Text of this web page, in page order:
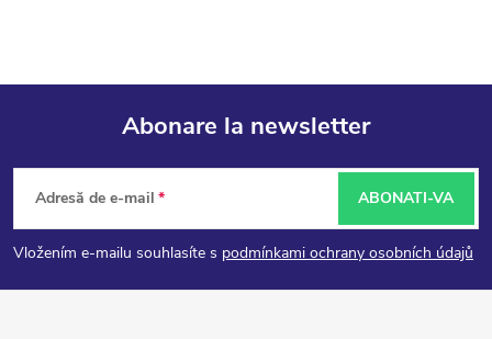
S
u
b
Abonare la newsletter
Adresă de e-mail
Vložením e-mailu souhlasíte s podmínkami ochrany osobních údajů
ABONATI-VA